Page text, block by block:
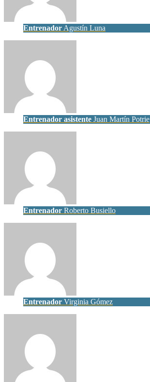
Entrenador Agustín Luna
Entrenador asistente Juan Martín Potrie
Entrenador Roberto Busiello
Entrenador Virginia Gómez